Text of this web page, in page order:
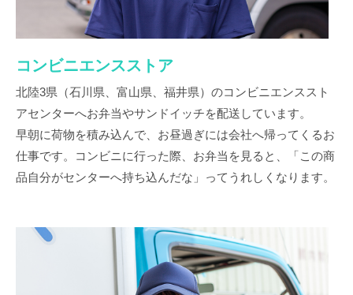
コンビニエンスストア
北陸3県（石川県、富山県、福井県）のコンビニエンススト
アセンターへお弁当やサンドイッチを配送しています。
早朝に荷物を積み込んで、お昼過ぎには会社へ帰ってくるお
仕事です。コンビニに行った際、お弁当を見ると、「この商
品自分がセンターへ持ち込んだな」ってうれしくなります。